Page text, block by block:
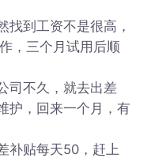
找到工资不是很高，
，三个月试用后顺
司不久，就去出差
护，回来一个月，有
补贴每天50，赶上